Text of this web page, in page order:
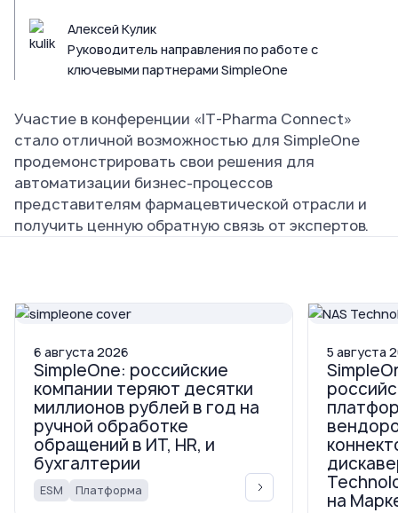
Алексей Кулик
Руководитель направления по работе с
ключевыми партнерами SimpleOne
Участие в конференции «IT-Pharma Connect»
стало отличной возможностью для SimpleOne
продемонстрировать свои решения для
автоматизации бизнес-процессов
представителям фармацевтической отрасли и
получить ценную обратную связь от экспертов.
6 августа 2026
SimpleOne: российские
компании теряют десятки
миллионов рублей в год на
ручной обработке
обращений в ИТ, HR, и
бухгалтерии
ESM Платформа
5 августа
на